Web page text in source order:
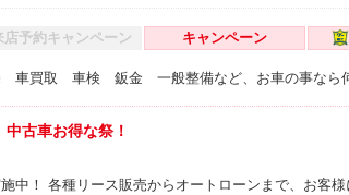
店予約キャンペーン キャンペーン
車買取 車検 鈑金 一般整備など、お車の事なら
古車お得な祭！
中！ 各種リース販売からオートローンまで、お客